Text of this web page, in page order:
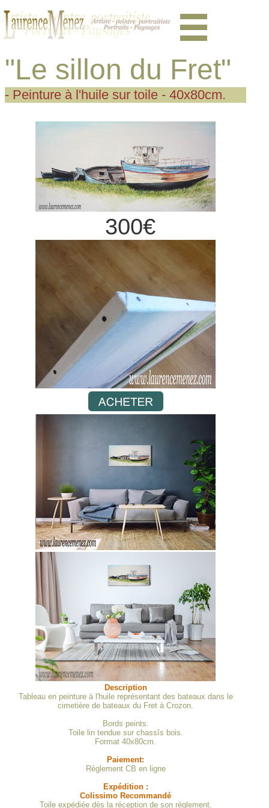
"Le sillon du Fret"
- Peinture à l'huile sur toile - 40x80cm.
300€
Description
Tableau en peinture à l'huile représentant des bateaux dans le
cimetière de bateaux du Fret à Crozon.
Bords peints.
Toile lin tendue sur chassîs bois.
Format 40x80cm.
Paiement:
Règlement CB en ligne
Expédition :
Colissimo Recommandé
Toile expédiée dès la réception de son règlement.